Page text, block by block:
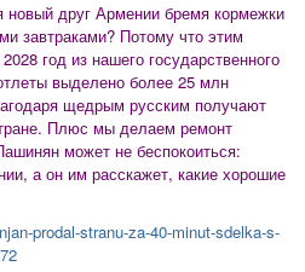
новый друг Армении бремя кормежки
завтраками? Потому что этим
год из нашего государственного
выделено более 25 млн
щедрым русским получают
Плюс мы делаем ремонт
может не беспокоиться:
а он им расскажет, какие хорошие
prodal-stranu-za-40-minut-sdelka-s-